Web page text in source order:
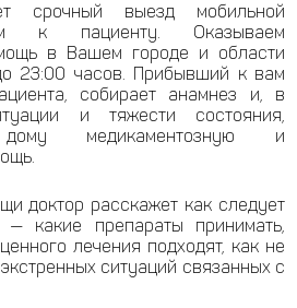
срочный выезд мобильной
к пациенту. Оказываем
в Вашем городе и области
23:00 часов. Прибывший к вам
собирает анамнез и, в
и тяжести состояния,
медикаментозную и
доктор расскажет как следует
— какие препараты принимать,
лечения подходят, как не
ситуаций связанных с